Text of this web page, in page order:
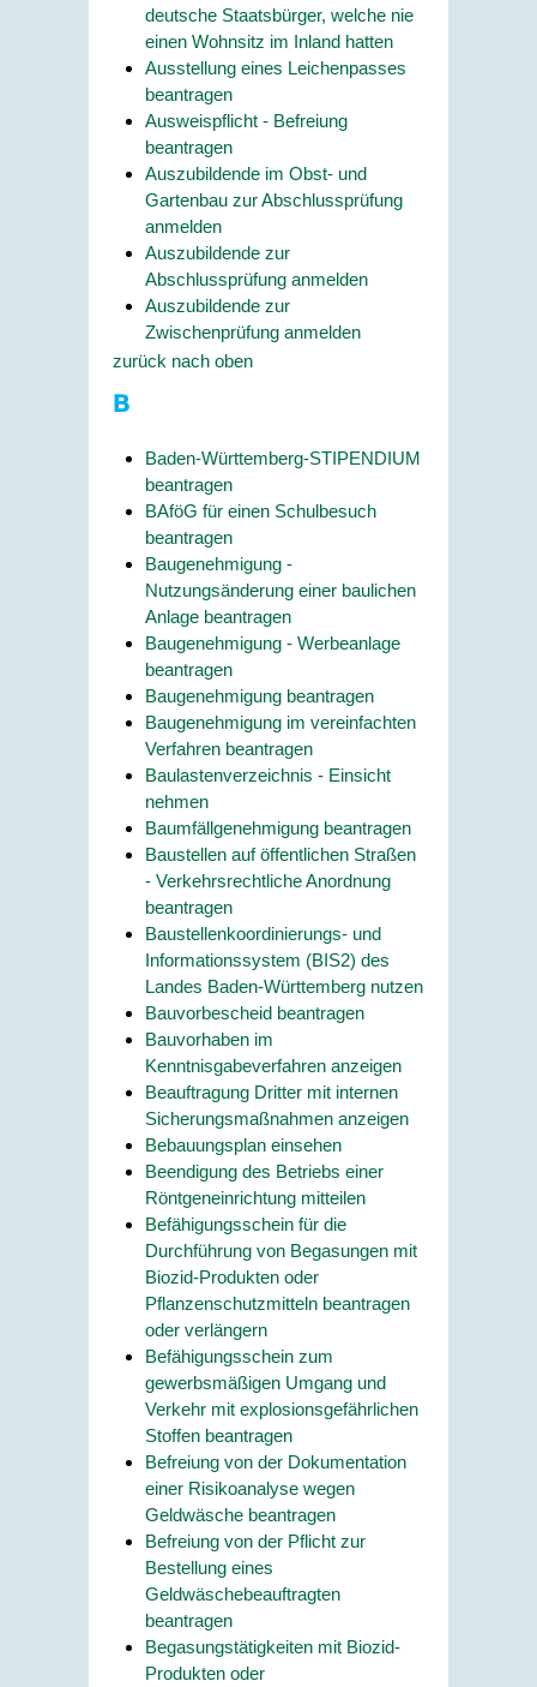
deutsche Staatsbürger, welche nie
einen Wohnsitz im Inland hatten
Ausstellung eines Leichenpasses
beantragen
Ausweispflicht - Befreiung
beantragen
Auszubildende im Obst- und
Gartenbau zur Abschlussprüfung
anmelden
Auszubildende zur
Abschlussprüfung anmelden
Auszubildende zur
Zwischenprüfung anmelden
zurück nach oben
B
Baden-Württemberg-STIPENDIUM
beantragen
BAföG für einen Schulbesuch
beantragen
Baugenehmigung -
Nutzungsänderung einer baulichen
Anlage beantragen
Baugenehmigung - Werbeanlage
beantragen
Baugenehmigung beantragen
Baugenehmigung im vereinfachten
Verfahren beantragen
Baulastenverzeichnis - Einsicht
nehmen
Baumfällgenehmigung beantragen
Baustellen auf öffentlichen Straßen
- Verkehrsrechtliche Anordnung
beantragen
Baustellenkoordinierungs- und
Informationssystem (BIS2) des
Landes Baden-Württemberg nutzen
Bauvorbescheid beantragen
Bauvorhaben im
Kenntnisgabeverfahren anzeigen
Beauftragung Dritter mit internen
Sicherungsmaßnahmen anzeigen
Bebauungsplan einsehen
Beendigung des Betriebs einer
Röntgeneinrichtung mitteilen
Befähigungsschein für die
Durchführung von Begasungen mit
Biozid-Produkten oder
Pflanzenschutzmitteln beantragen
oder verlängern
Befähigungsschein zum
gewerbsmäßigen Umgang und
Verkehr mit explosionsgefährlichen
Stoffen beantragen
Befreiung von der Dokumentation
einer Risikoanalyse wegen
Geldwäsche beantragen
Befreiung von der Pflicht zur
Bestellung eines
Geldwäschebeauftragten
beantragen
Begasungstätigkeiten mit Biozid-
Produkten oder